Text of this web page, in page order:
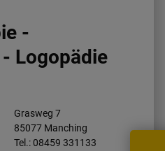
-
Logopädie
Grasweg 7
85077 Manching
Tel.: 08459 331133